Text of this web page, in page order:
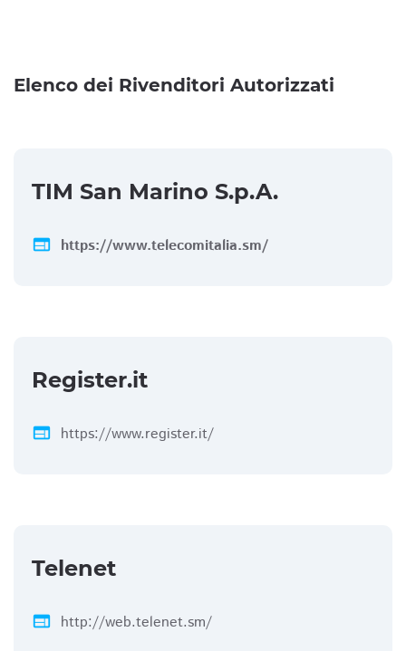
Elenco dei Rivenditori Autorizzati
TIM San Marino S.p.A.
web https://www.telecomitalia.sm/
Register.it
web https://www.register.it/
Telenet
web http://web.telenet.sm/